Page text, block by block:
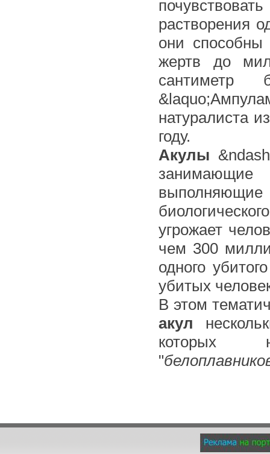
растворения
они способны
жертв до
сантиметр
натуралиста
году.
Акулы
угрожает
чем 300
одного
убитых
В этом
акул
которых
"